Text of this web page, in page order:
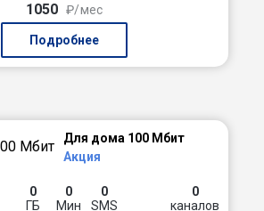
1050 ₽/мес
Подробнее
Для дома 100 Мбит
Акция
0
ГБ
0
Мин
0
SMS
0
каналов